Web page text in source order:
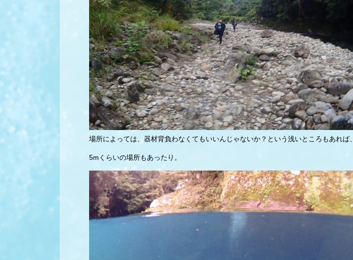
場所によっては、器材背負わなくてもいいんじゃないか？という浅いところもあれば、
5mくらいの場所もあったり。